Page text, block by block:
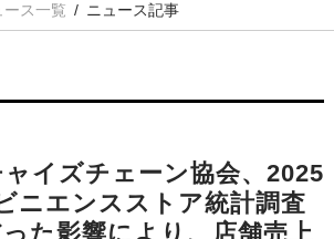
ス一覧 ニュース記事
ャイズチェーン協会、2025
ニエンスストア統計調査
た影響により、店舗売上